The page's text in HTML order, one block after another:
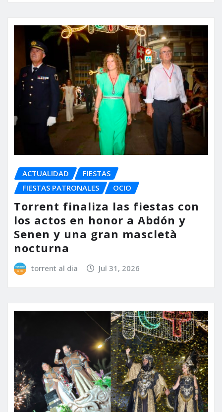
ACTUALIDAD
FIESTAS
FIESTAS PATRONALES
OCIO
Torrent finaliza las fiestas con
los actos en honor a Abdón y
Senen y una gran mascletà
nocturna
torrent al dia Jul 31, 2026